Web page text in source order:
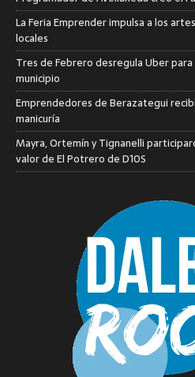
La Feria Emprender impulsa a los
locales
Tres de Febrero desregula Uber
municipio
Emprendedores de Berazategui
manicuría
Mayra, Ortemín y Tignanelli
valor de El Potrero de D10S